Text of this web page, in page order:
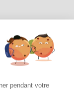
pendant votre